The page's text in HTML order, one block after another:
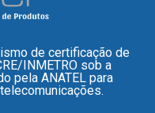
de certificação de
INMETRO sob a
pela ANATEL para